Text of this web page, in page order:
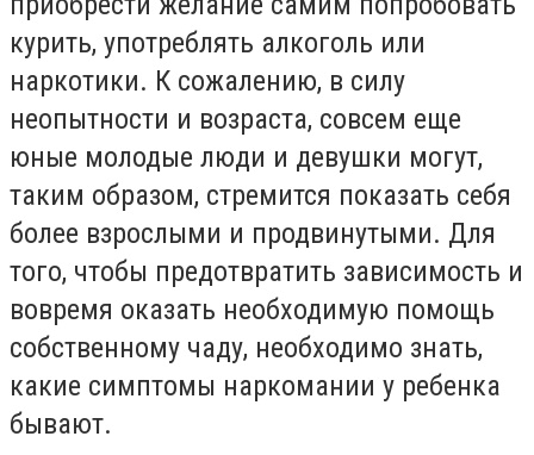
курить, употреблять алкоголь или
наркотики. К сожалению, в силу
неопытности и возраста, совсем еще
юные молодые люди и девушки могут,
таким образом, стремится показать себя
более взрослыми и продвинутыми. Для
того, чтобы предотвратить зависимость и
вовремя оказать необходимую помощь
собственному чаду, необходимо знать,
какие симптомы наркомании у ребенка
бывают.